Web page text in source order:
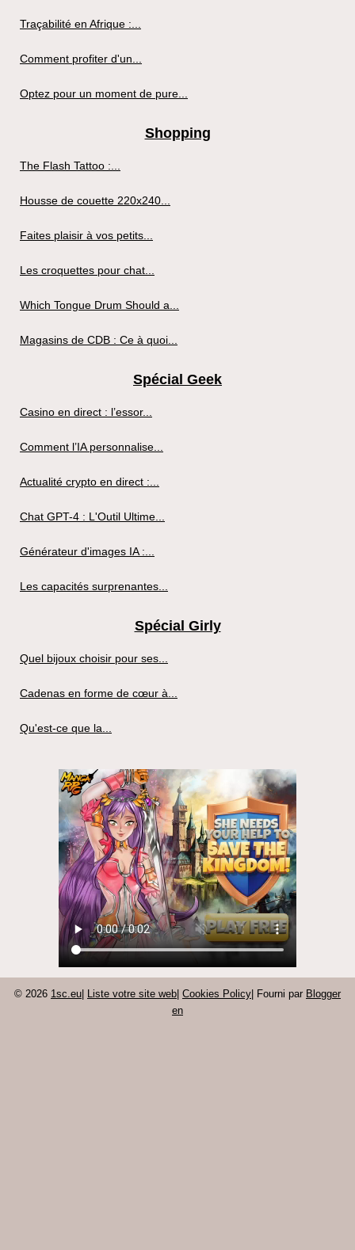
Traçabilité en Afrique :...
Comment profiter d'un...
Optez pour un moment de pure...
Shopping
The Flash Tattoo :...
Housse de couette 220x240...
Faites plaisir à vos petits...
Les croquettes pour chat...
Which Tongue Drum Should a...
Magasins de CDB : Ce à quoi...
Spécial Geek
Casino en direct : l’essor...
Comment l’IA personnalise...
Actualité crypto en direct :...
Chat GPT-4 : L'Outil Ultime...
Générateur d'images IA :...
Les capacités surprenantes...
Spécial Girly
Quel bijoux choisir pour ses...
Cadenas en forme de cœur à...
Qu'est-ce que la...
© 2026 1sc.eu Liste votre site web Cookies Policy | Fourni par Blogger
en